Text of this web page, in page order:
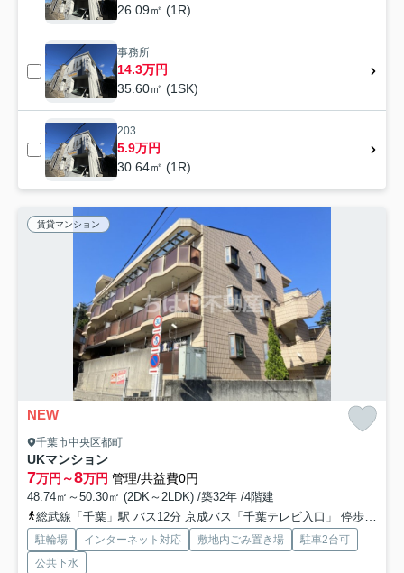
26.09㎡ (1R)
事務所
14.3万円
35.60㎡ (1SK)
203
5.9万円
30.64㎡ (1R)
賃貸マンション
NEW
千葉市中央区都町
UKマンション
7万円～8万円 管理/共益費0円
48.74㎡～50.30㎡ (2DK～2LDK) /築32年 /4階建
総武線「千葉」駅 バス12分 京成バス「千葉テレビ入口」 停歩1分
駐輪場 インターネット対応 敷地内ごみ置き場
駐車2台可
公共下水